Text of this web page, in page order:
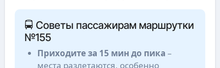
🚍 Советы пассажирам маршрутки
№155
Приходите за 15 мин до пика –
места разлетаются, особенно